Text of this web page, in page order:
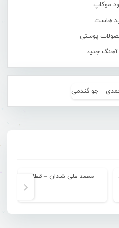
موکاپ
هاست
پوستی
آهنگ جدید
محمد علی شادان – قطار